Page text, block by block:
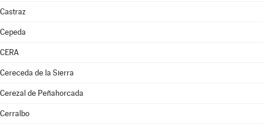
Castraz
Cepeda
CERA
Cereceda de la Sierra
Cerezal de Peñahorcada
Cerralbo